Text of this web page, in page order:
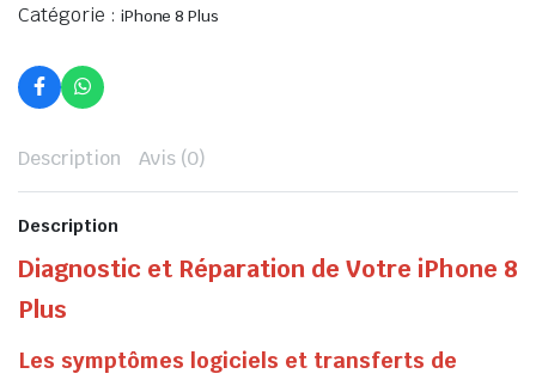
Catégorie : iPhone 8 Plus
Description Avis (0)
Description
Diagnostic et Réparation de Votre iPhone 8
Plus
Les symptômes logiciels et transferts de